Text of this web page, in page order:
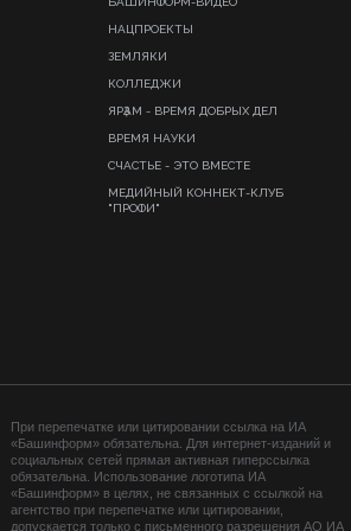
НАЦПРОЕКТЫ
ЗЕМЛЯКИ
КОЛЛЕДЖИ
ЯРҘАМ - ВРЕМЯ ДОБРЫХ ДЕЛ
ВРЕМЯ НАУКИ
СЧАСТЬЕ - ЭТО ВМЕСТЕ
МЕДИЙНЫЙ КОННЕКТ-КЛУБ
"ПРОФИ"
При перепечатке или цитировании ссылка на ИА
«Башинформ» обязательна. Для интернет-изданий и
социальных сетей прямая активная гиперссылка
обязательна. Использование логотипа ИА
«Башинформ» в целях, не связанных с ссылкой на
агентство при перепечатке или цитировании,
допускается только с письменного разрешения АО ИА